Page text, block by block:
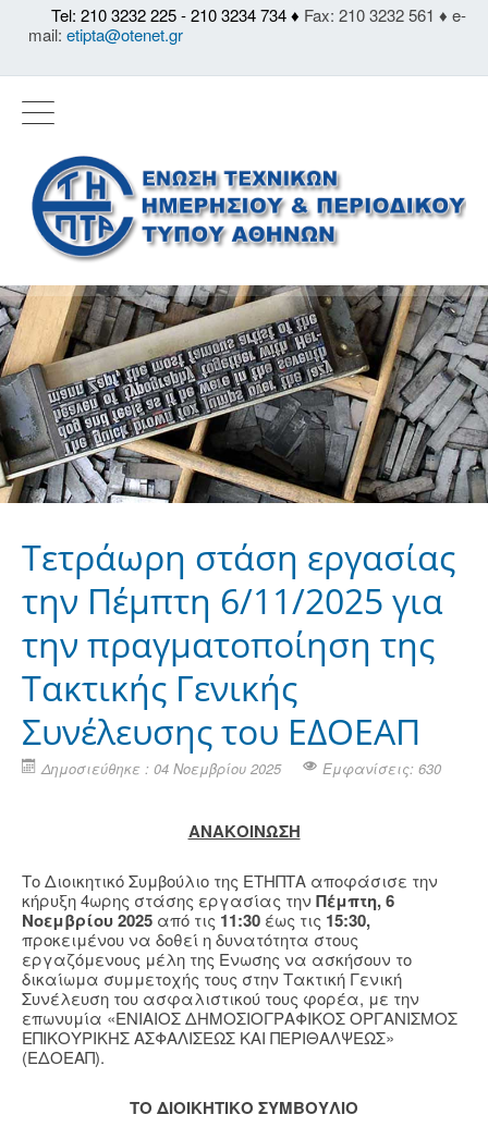
Tel: 210 3232 225 - 210 3234 734 ♦ Fax: 210 3232 561 ♦ e-
mail: etipta@otenet.gr
Τετράωρη στάση εργασίας
την Πέμπτη 6/11/2025 για
την πραγματοποίηση της
Τακτικής Γενικής
Συνέλευσης του ΕΔΟΕΑΠ
Δημοσιεύθηκε : 04 Νοεμβρίου 2025 Εμφανίσεις: 630
AΝΑΚΟΙΝΩΣΗ
Το Διοικητικό Συμβούλιο της ΕΤΗΠΤΑ αποφάσισε την
κήρυξη 4ωρης στάσης εργασίας την Πέμπτη, 6
Νοεμβρίου 2025 από τις 11:30 έως τις 15:30,
προκειμένου να δοθεί η δυνατότητα στους
εργαζόμενους μέλη της Ενωσης να ασκήσουν το
δικαίωμα συμμετοχής τους στην Τακτική Γενική
Συνέλευση του ασφαλιστικού τους φορέα, με την
επωνυμία «ΕΝΙΑΙΟΣ ΔΗΜΟΣΙΟΓΡΑΦΙΚΟΣ ΟΡΓΑΝΙΣΜΟΣ
ΕΠΙΚΟΥΡΙΚΗΣ ΑΣΦΑΛΙΣΕΩΣ ΚΑΙ ΠΕΡΙΘΑΛΨΕΩΣ»
(ΕΔΟΕΑΠ).
ΤΟ ΔΙΟΙΚΗΤΙΚΟ ΣΥΜΒΟΥΛΙΟ